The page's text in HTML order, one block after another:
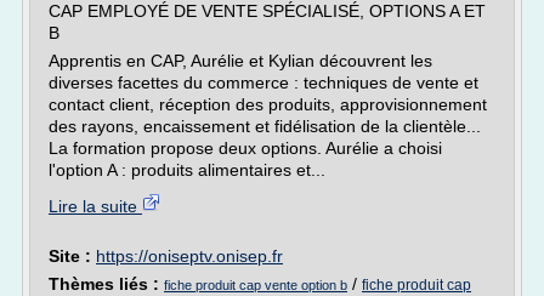
CAP EMPLOYÉ DE VENTE SPÉCIALISÉ, OPTIONS A ET
B
Apprentis en CAP, Aurélie et Kylian découvrent les
diverses facettes du commerce : techniques de vente et
contact client, réception des produits, approvisionnement
des rayons, encaissement et fidélisation de la clientèle...
La formation propose deux options. Aurélie a choisi
l'option A : produits alimentaires et...
Lire la suite
Site : https://oniseptv.onisep.fr
Thèmes liés : fiche produit cap vente option b / fiche produit cap